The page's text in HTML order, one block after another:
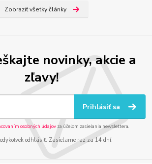
Zobraziť všetky články
novinky, akcie a
zľavy!
Prihlásiť sa
osobných údajov za účelom zasielania newslettera.
odhlásiť. Zasielame raz za 14 dní.